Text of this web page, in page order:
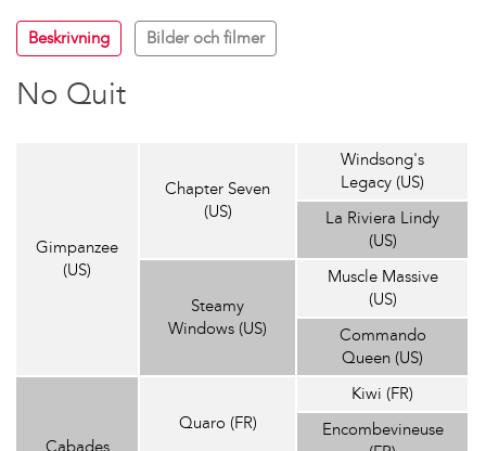
Beskrivning Bilder och filmer
No Quit
Gimpanzee
(US)
Chapter Seven
(US)
Windsong's
Legacy (US)
La Riviera Lindy
(US)
Steamy
Windows (US)
Muscle Massive
(US)
Commando
Queen (US)
Cabades
Quaro (FR)
Kiwi (FR)
Encombevineuse